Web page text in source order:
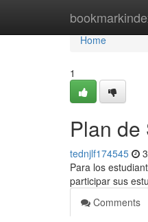
Home
Home
1
Plan
tednjlf174545
Para los
participar sus
Comments